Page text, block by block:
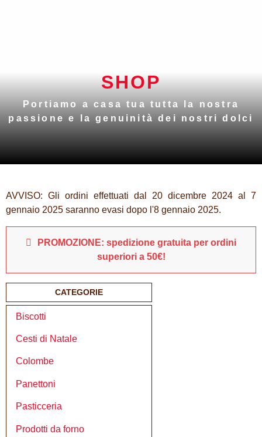
SHOP
Portiamo a casa tua tutta la nostra
passione e la genuinità dei nostri dolci
AVVISO: Gli ordini effettuati dal 20 dicembre 2024 al 7
gennaio 2025 saranno evasi dopo l'8 gennaio 2025.
PROMOZIONE: spedizione gratuita per ordini
superiori a 50€!
CATEGORIE
Biscotti
Cesti di Natale
Colombe
Panettoni
Pasticceria
Prodotti da forno